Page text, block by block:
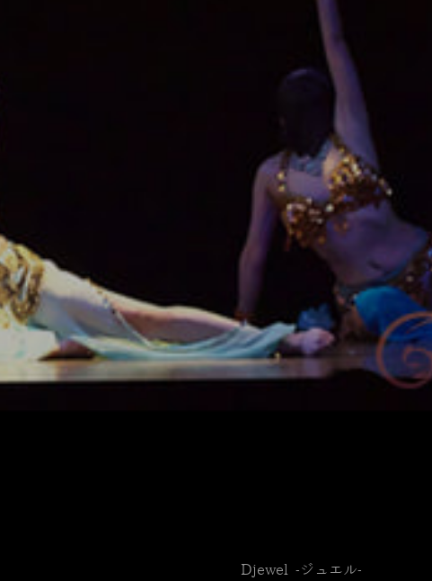
Djewel -ジュエル-